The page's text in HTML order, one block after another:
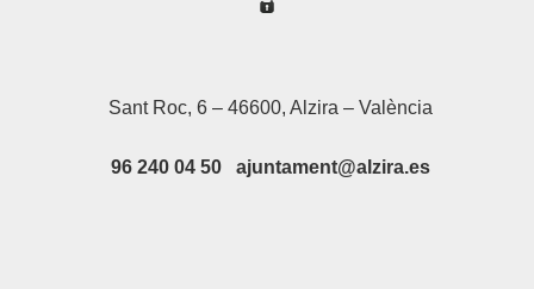
Sant Roc, 6 – 46600, Alzira – València
96 240 04 50 ajuntament@alzira.es